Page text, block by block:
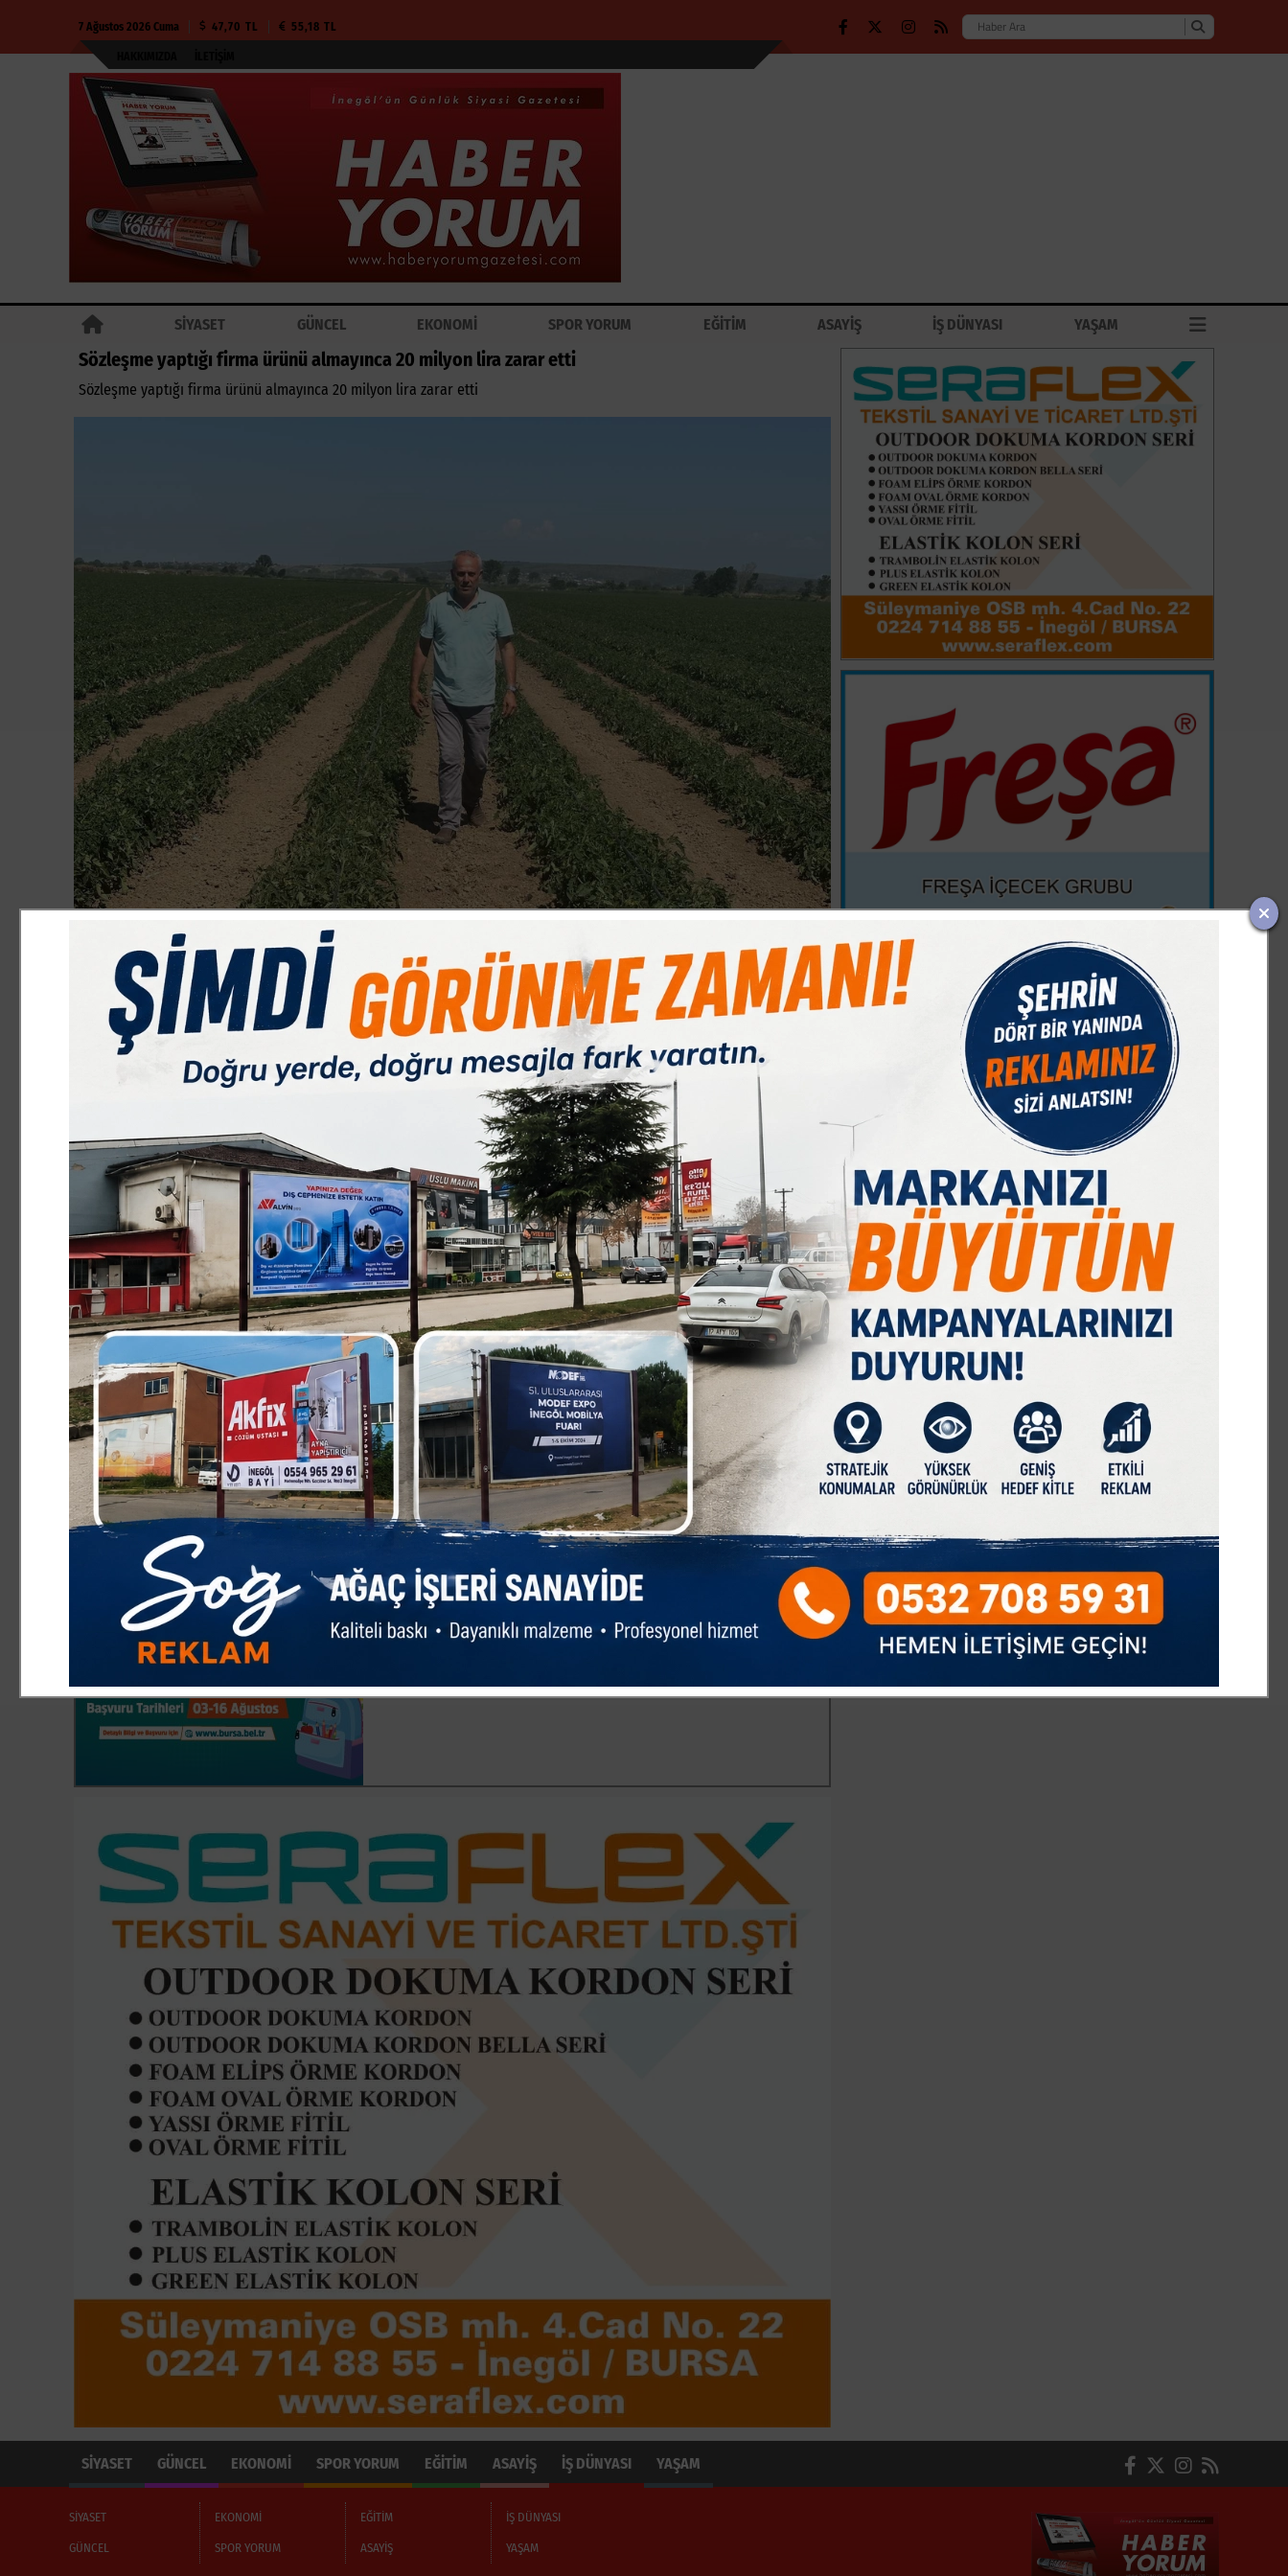
7 Ağustos 2026 Cuma 47,70 TL 55,18 TL
SİYASET GÜNCEL EKONOMİ SPOR YORUM EĞİTİM ASAYİŞ İŞ DÜNYASI YAŞAM
Sözleşme yaptığı firma ürünü almayınca 20 milyon lira zarar etti
Sözleşme yaptığı firma ürünü almayınca 20 milyon lira zarar etti
EKONOMİ 8.07.2026 11:22:50
Paylas Paylas Paylas
Bursa’nın Karacabey ilçesinde geçen yıl sözleşmeli üretim yapmasına rağmen alıcı firmanın ürünü tarlada bırakması
nedeniyle yaklaşık 20 milyon lira zarar eden üretici Seçim Gezegen, bu yıl karpuz yerine domates ve biber ürettiğini
ifade etti. Gezegen, üreticilere tüccarlar konusunda dikkatli olmaları uyarısında bulundu.
Geçen yıl Konyalı bir firma ile anlaşarak 500 dönüm alanda sözleşmeli karpuz ektiğini hatırlatan Gezegen, ürünün bir
bölümünün satın alındığını ancak piyasa fiyatlarının gerilemesi üzerine firmanın sözleşmeye aykırı davrandığını
belirtti. Firmanın fiyat güncelleme talebini kabul etmelerine rağmen hasada gelmediğini ifade eden Gezegen, "3 bin
500 ton karpuzum yerde kaldı. Farklı bahaneler ileri sürdüler. ’Bugün, yarın’ derken gelmediler ve 20 milyon liraya yakın
zararım oldu. Karpuzdan çok soğudum, bir yıl oldu karpuz yemedim. Temmuz ayı geldi, karpuzu göresim bile yok" dedi.
"Paranızı almadan tüccarı tarlaya sokmayın"
Yaşanan sürecin ardından hukuki mücadele başlattıklarını kaydeden Gezegen, "2025’te yaşadığımız sorunlar
mahkemeye taşındı, keşifler yapıldı, davalar açtık ve sürüyor. Adalete güveniyoruz. Haksız ithamlarla mağdur edildik.
Mahkemeler biraz yavaş ilerliyor ama mağduriyetimizin er ya da geç giderileceğine inanıyorum" diye konuştu.
Sözleşmeli üretim yapmasına rağmen mağduriyet yaşadığını vurgulayan Gezegen, "Karpuz tüccarlarına dikkat edin,
paranızı almadan tarlanıza sokmayın. Anlaşmalarınızı yapın. Ben sözleşmeli ektiğim halde mağdur oldum, siz düşünün"
ifadesini kullandı.
"Karacabey çiftçisi giderek mısırdan vazgeçiyor"
Bu yıl umudunu domates, biber ve mısıra bağladığını ancak girdi maliyetlerinin yüksek olduğunu dile getiren Gezegen,
üretimdeki heyecanlarını kaybettiklerini söyledi. Gezegen, bölgedeki üretim değişikliklerine değinerek, "Mazot ve
gübre maliyetleri yüksek. Önümüzdeki bir iki yıl içinde tarımda ne kadar üretiriz bilmiyorum. Mısır üretiyoruz, satıyoruz
ama ortada gelir görünmüyor. Karacabey çiftçisi giderek mısırdan vazgeçiyor. Mısır azaldığı için çiftçi ürün seçeneği
olarak domates ve bibere yöneldi. 2026’da neler yaşayacağız, fiyatlar nasıl olacak göreceğiz" dedi.
BIST 100
DOLAR
47,70
% 0,17
EURO
55,18
% 0,32
GRAM ALTIN
6669,47
% 2,74
Ç. ALTIN
10644,48
% 2,09
SİYASET GÜNCEL EKONOMİ SPOR YORUM EĞİTİM ASAYİŞ İŞ DÜNYASI YAŞAM
SİYASET
GÜNCEL
EKONOMİ
SPOR YORUM
EĞİTİM
ASAYİŞ
İŞ DÜNYASI
YAŞAM